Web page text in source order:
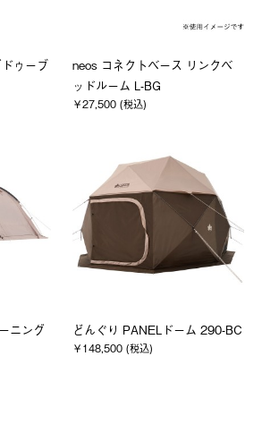
ゥーブ
neos コネクトベース リンクベ
ッドルーム L-BG
￥27,500 (税込)
ニング
どんぐり PANELドーム 290-BC
￥148,500 (税込)